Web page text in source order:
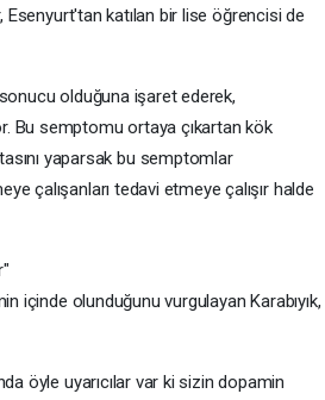
katılan bir lise öğrencisi de
sonucu olduğuna işaret ederek,
Bu semptomu ortaya çıkartan kök
yaparsak bu semptomlar
çalışanları tedavi etmeye çalışır halde
içinde olunduğunu vurgulayan Karabıyık,
öyle uyarıcılar var ki sizin dopamin